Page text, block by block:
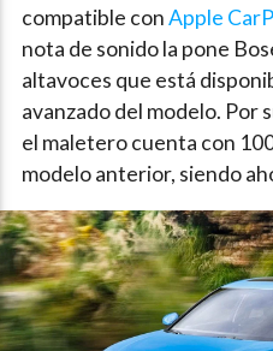
compatible conApple
nota de sonido la pone
altavoces que está
avanzado del modelo. Por
el maletero cuenta con
modelo anterior, siendo